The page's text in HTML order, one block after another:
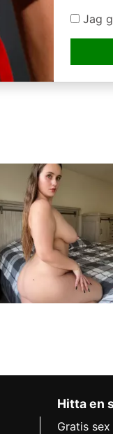
Jag
Hitta en
Gratis